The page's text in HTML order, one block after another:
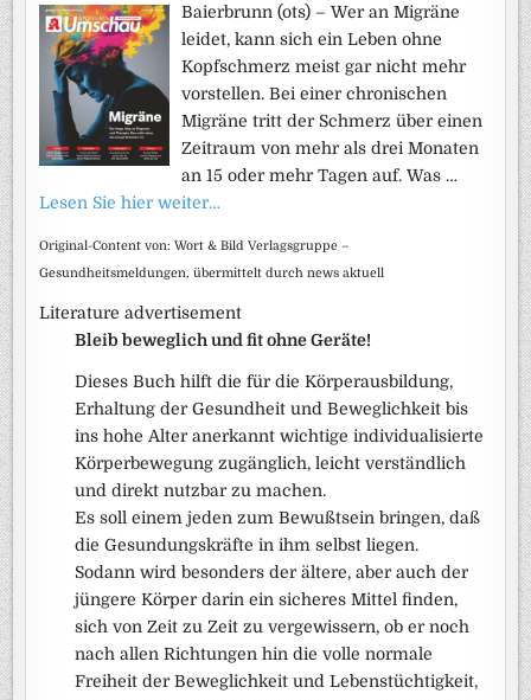
Baierbrunn (ots) – Wer an Migräne
leidet, kann sich ein Leben ohne
Kopfschmerz meist gar nicht mehr
vorstellen. Bei einer chronischen
Migräne tritt der Schmerz über einen
Zeitraum von mehr als drei Monaten
an 15 oder mehr Tagen auf. Was …
Lesen Sie hier weiter…
Original-Content von: Wort & Bild Verlagsgruppe –
Gesundheitsmeldungen, übermittelt durch news aktuell
Literature advertisement
Bleib beweglich und fit ohne Geräte!
Dieses Buch hilft die für die Körperausbildung,
Erhaltung der Gesundheit und Beweglichkeit bis
ins hohe Alter anerkannt wichtige individualisierte
Körperbewegung zugänglich, leicht verständlich
und direkt nutzbar zu machen.
Es soll einem jeden zum Bewußtsein bringen, daß
die Gesundungskräfte in ihm selbst liegen.
Sodann wird besonders der ältere, aber auch der
jüngere Körper darin ein sicheres Mittel finden,
sich von Zeit zu Zeit zu vergewissern, ob er noch
nach allen Richtungen hin die volle normale
Freiheit der Beweglichkeit und Lebenstüchtigkeit,